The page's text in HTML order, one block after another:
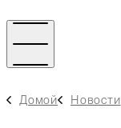
Домой Новости